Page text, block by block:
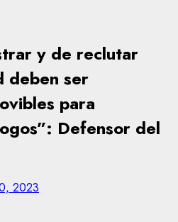
y de reclutar
deben ser
para
Defensor del
2023